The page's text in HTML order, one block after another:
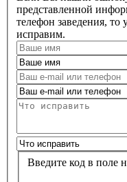
представленной
телефон заведения,
исправим.
Введите код в поле